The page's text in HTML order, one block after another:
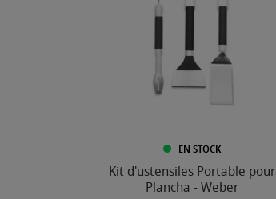
EN STOCK
Kit d'ustensiles Portable pour
Plancha - Weber